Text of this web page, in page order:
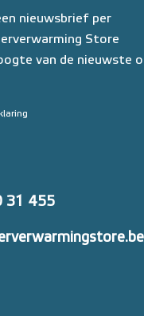
31 455
nieuwsbrief per
Store
van de nieuwste